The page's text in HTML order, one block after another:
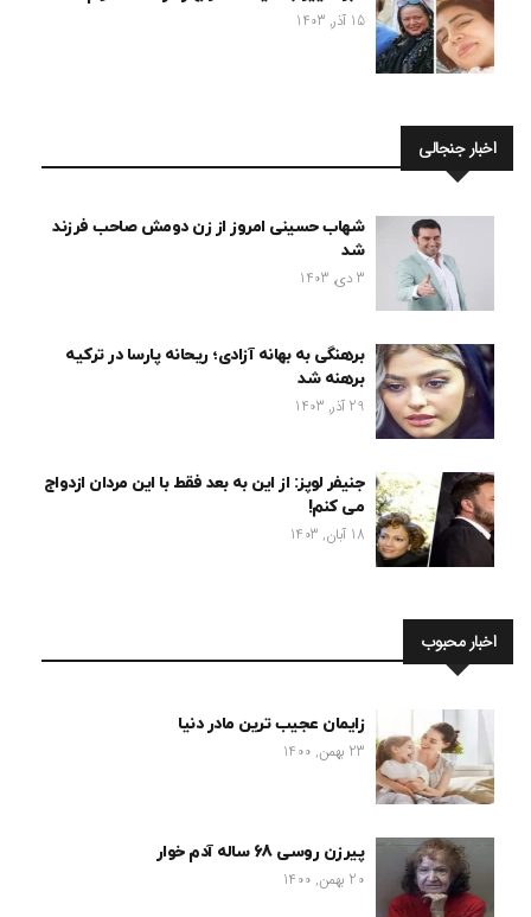
15 آذر, 1403
اخبار جنجالی
شهاب حسینی امروز از زن دومش صاحب فرزند
شد
3 دی, 1403
برهنگی به بهانه آزادی؛ ریحانه پارسا در ترکیه
برهنه شد
29 آذر, 1403
جنیفر لوپز: از این به بعد فقط با این مردان ازدواج
می کنم!
18 آبان, 1403
اخبار محبوب
زایمان عجیب ترین مادر دنیا
23 بهمن, 1400
پیرزن روسی 68 ساله آدم خوار
20 بهمن, 1400